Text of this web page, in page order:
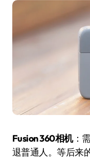
Fusion 360相机：
退普通人。等后来